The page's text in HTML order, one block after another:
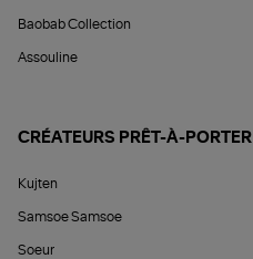
Baobab Collection
Assouline
CRÉATEURS PRÊT-À-PORTER
Kujten
Samsoe Samsoe
Soeur